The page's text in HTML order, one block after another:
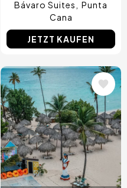
Bávaro Suites
Punta
Cana
JETZT KAUFEN
Bild